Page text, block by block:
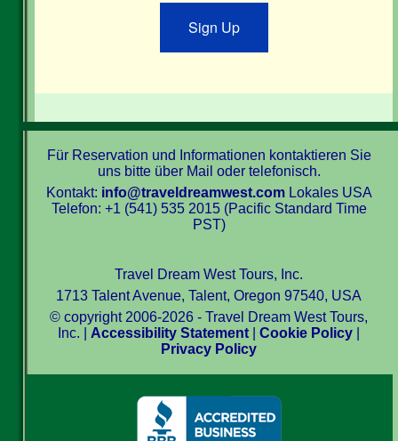
Sign Up
Für Reservation und Informationen kontaktieren Sie
uns bitte über Mail oder telefonisch.
Kontakt: info@traveldreamwest.comLokales USA
Telefon: +1 (541) 535 2015 (Pacific Standard Time
PST)
Travel Dream West Tours, Inc.
1713 Talent Avenue, Talent, Oregon 97540, USA
© copyright 2006-2026 - Travel Dream West Tours,
Inc. | Accessibility Statement |Cookie Policy
Privacy Policy